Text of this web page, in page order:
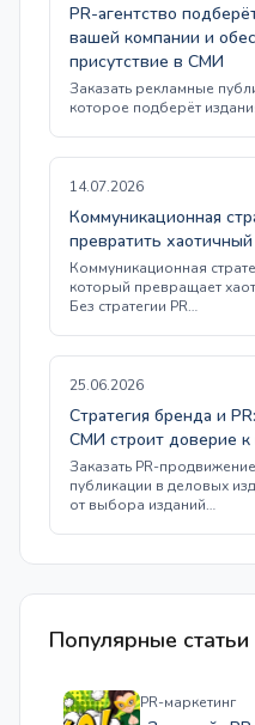
PR-агентство
вашей компании и
присутствие в СМИ
Заказать рекламные
которое подберёт
14.07.2026
Коммуникационная
превратить
Коммуникационная
который превращает
Без стратегии PR…
25.06.2026
Стратегия бренда и
СМИ строит доверие к
Заказать PR-
публикации в деловых
от выбора изданий…
Популярные статьи
PR-маркетинг